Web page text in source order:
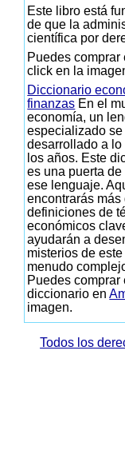
Este libro está
de que la
científica por
Puedes
click en la
Diccionario
finanzas En el
economía, un
especializado se
desarrollado a lo
los años. Este
es una puerta de
ese lenguaje.
encontrarás más
definiciones de
económicos
ayudarán a
misterios de
menudo
Puedes comprar
diccionario en
imagen.
Todos los